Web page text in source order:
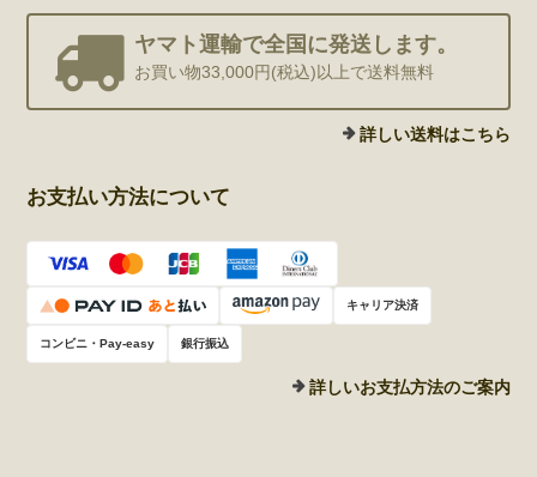
ヤマト運輸で全国に発送します。
お買い物33,000円(税込)以上で送料無料
詳しい送料はこちら
お支払い方法について
キャリア決済
コンビニ・Pay-easy 銀行振込
詳しいお支払方法のご案内